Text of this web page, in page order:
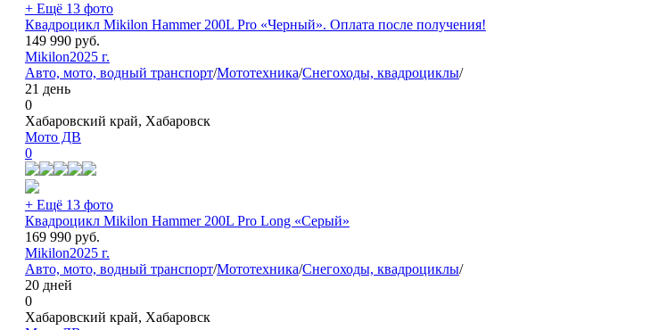
+ Ещё 13 фото
Квадроцикл Mikilon Hammer 200L Pro «Черный». Оплата после получения!
149 990 руб.
Mikilon2025 г.
Авто, мото, водный транспорт/Мототехника/Снегоходы, квадроциклы/
21 день
0
Хабаровский край, Хабаровск
Мото ДВ
0
+ Ещё 13 фото
Квадроцикл Mikilon Hammer 200L Pro Long «Серый»
169 990 руб.
Mikilon2025 г.
Авто, мото, водный транспорт/Мототехника/Снегоходы, квадроциклы/
20 дней
0
Хабаровский край, Хабаровск